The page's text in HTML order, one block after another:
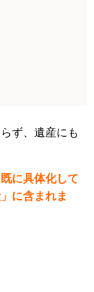
ず、遺産にも
に具体化して
に含まれま